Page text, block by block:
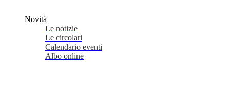
Novità
Le notizie
Le circolari
Calendario eventi
Albo online